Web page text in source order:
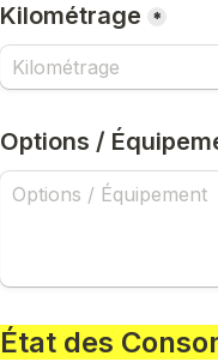
Kilométrage *
Options /
État des